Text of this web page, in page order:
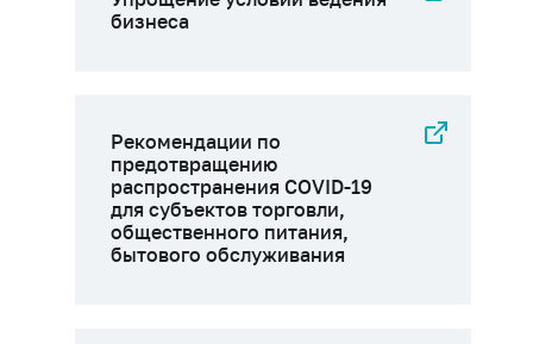
бизнеса
Рекомендации по
предотвращению
распространения COVID-19
для субъектов торговли,
общественного питания,
бытового обслуживания